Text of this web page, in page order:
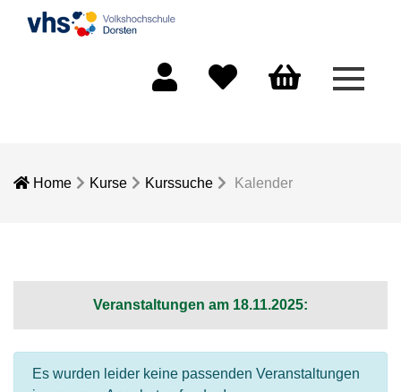
Menü
Home Kurse Kurssuche Kalender
Veranstaltungen am 18.11.2025:
Es wurden leider keine passenden Veranstaltungen